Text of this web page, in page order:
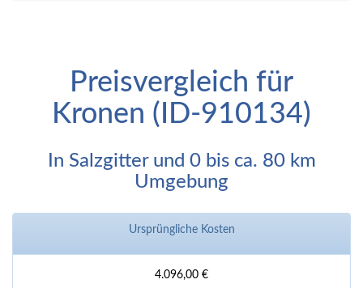
Preisvergleich für
Kronen (ID-910134)
In Salzgitter und 0 bis ca. 80 km
Umgebung
Ursprüngliche Kosten
4.096,00 €